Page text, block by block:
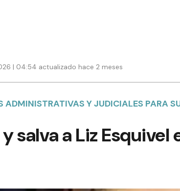
| 04:54 actualizado hace 2 meses
ADMINISTRATIVAS Y JUDICIALES PARA
salva a Liz Esquivel